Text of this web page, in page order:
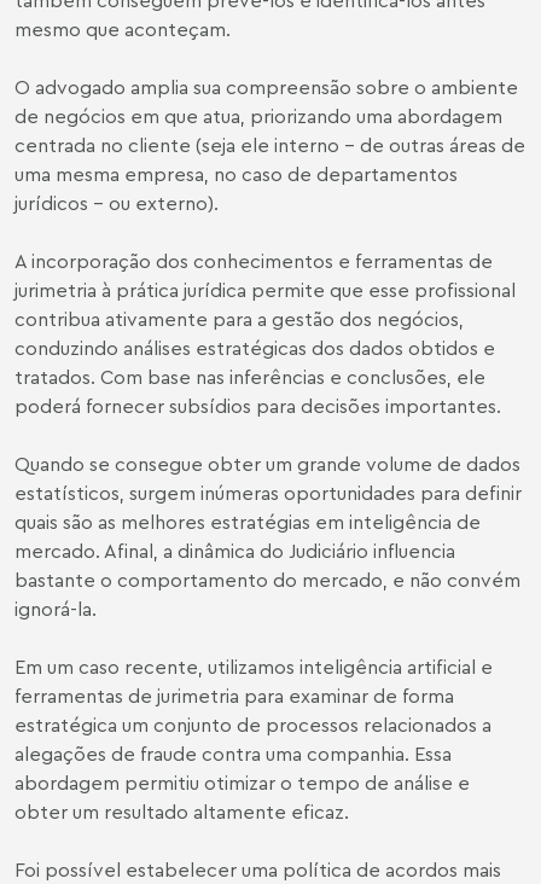
mesmo que aconteçam.
O advogado amplia sua compreensão sobre o ambiente
de negócios em que atua, priorizando uma abordagem
centrada no cliente (seja ele interno – de outras áreas de
uma mesma empresa, no caso de departamentos
jurídicos – ou externo).
A incorporação dos conhecimentos e ferramentas de
jurimetria à prática jurídica permite que esse profissional
contribua ativamente para a gestão dos negócios,
conduzindo análises estratégicas dos dados obtidos e
tratados. Com base nas inferências e conclusões, ele
poderá fornecer subsídios para decisões importantes.
Quando se consegue obter um grande volume de dados
estatísticos, surgem inúmeras oportunidades para definir
quais são as melhores estratégias em inteligência de
mercado. Afinal, a dinâmica do Judiciário influencia
bastante o comportamento do mercado, e não convém
ignorá-la.
Em um caso recente, utilizamos inteligência artificial e
ferramentas de jurimetria para examinar de forma
estratégica um conjunto de processos relacionados a
alegações de fraude contra uma companhia. Essa
abordagem permitiu otimizar o tempo de análise e
obter um resultado altamente eficaz.
Foi possível estabelecer uma política de acordos mais